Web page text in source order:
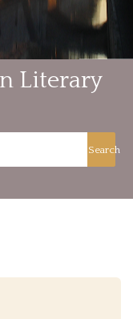
Literary
Search